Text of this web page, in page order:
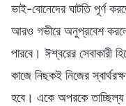
ভাই-বোনেদের ঘাটতি পূর্ণ
আরও গভীরে অনুপ্রবেশ
পারবে। ঈশ্বরের সেবাকারী
কাজে নিছকই নিজের
হবে। একে অপরকে তাচ্ছিল্য